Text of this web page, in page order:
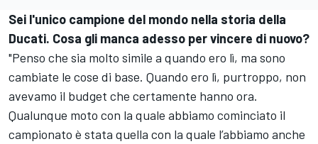
Sei l'unico campione del mondo nella storia della
Ducati. Cosa gli manca adesso per vincere di nuovo?
"Penso che sia molto simile a quando ero lì, ma sono
cambiate le cose di base. Quando ero lì, purtroppo, non
avevamo il budget che certamente hanno ora.
Qualunque moto con la quale abbiamo cominciato il
campionato è stata quella con la quale l’abbiamo anche